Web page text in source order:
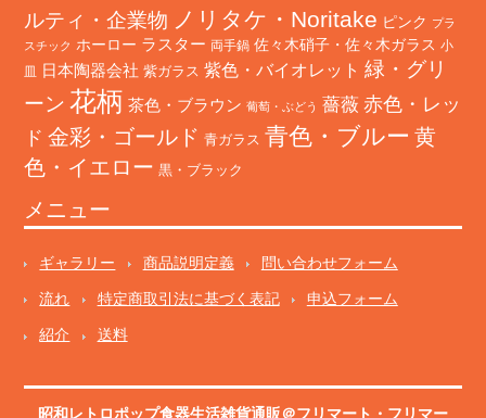
ルティ・企業物 ノリタケ・Noritake ピンク プラ
スチック ホーロー ラスター 両手鍋 佐々木硝子・佐々木ガラス 小
皿
日本陶器会社 紫ガラス 紫色・バイオレット 緑・グリ
ーン 花柄 茶色・ブラウン 葡萄・ぶどう 薔薇 赤色・レッ
ド 金彩・ゴールド 青ガラス 青色・ブルー 黄
色・イエロー 黒・ブラック
メニュー
ギャラリー 商品説明定義 問い合わせフォーム
流れ 特定商取引法に基づく表記 申込フォーム
紹介 送料
昭和レトロポップ食器生活雑貨通販＠フリマート ・ フリマー